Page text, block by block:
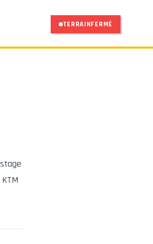
TERRAINFERMÉ